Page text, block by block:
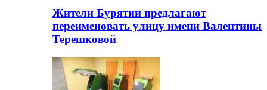
Жители Бурятии предлагают
переименовать улицу имени Валентины
Терешковой